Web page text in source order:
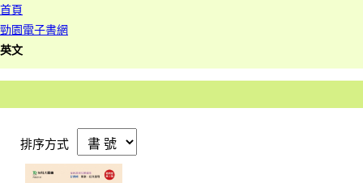
首頁
勁園電子書網
英文
排序方式